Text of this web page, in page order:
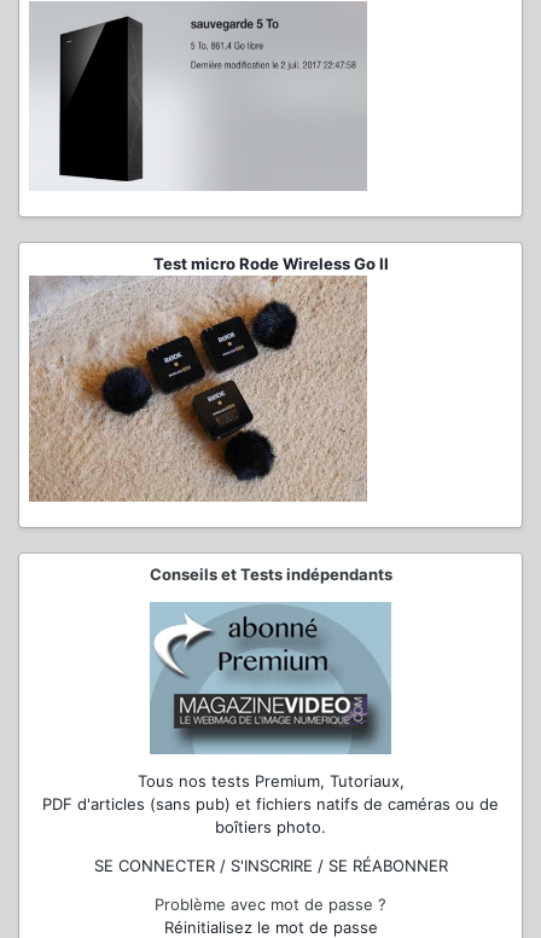
Test micro Rode Wireless Go II
Conseils et Tests indépendants
Tous nos tests Premium, Tutoriaux,
PDF d'articles (sans pub) et fichiers natifs de caméras ou de
boîtiers photo.
SE CONNECTER / S'INSCRIRE / SE RÉABONNER
Problème avec mot de passe ?
Réinitialisez le mot de passe